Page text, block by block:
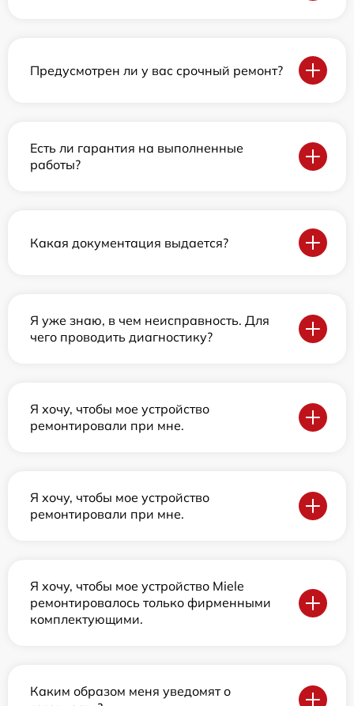
Предусмотрен ли у вас срочный ремонт?
Есть ли гарантия на выполненные
работы?
Какая документация выдается?
Я уже знаю, в чем неисправность. Для
чего проводить диагностику?
Я хочу, чтобы мое устройство
ремонтировали при мне.
Я хочу, чтобы мое устройство
ремонтировали при мне.
Я хочу, чтобы мое устройство Miele
ремонтировалось только фирменными
комплектующими.
Каким образом меня уведомят о